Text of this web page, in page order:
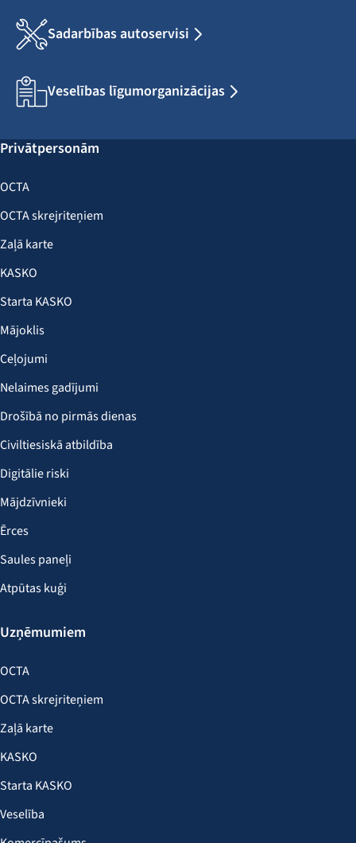
Sadarbības autoservisi
Veselības līgumorganizācijas
Privātpersonām
OCTA
OCTA skrejriteņiem
Zaļā karte
KASKO
Starta KASKO
Mājoklis
Ceļojumi
Nelaimes gadījumi
Drošībā no pirmās dienas
Civiltiesiskā atbildība
Digitālie riski
Mājdzīvnieki
Ērces
Saules paneļi
Atpūtas kuģi
Uzņēmumiem
OCTA
OCTA skrejriteņiem
Zaļā karte
KASKO
Starta KASKO
Veselība